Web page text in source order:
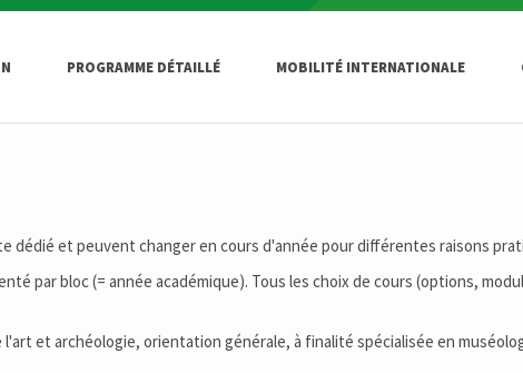
PROGRAMME DÉTAILLÉ MOBILITÉ INTERNATIONALE
dédié et peuvent changer en cours d'année pour différentes raisons
par bloc (= année académique). Tous les choix de cours (options,
et archéologie, orientation générale, à finalité spécialisée en